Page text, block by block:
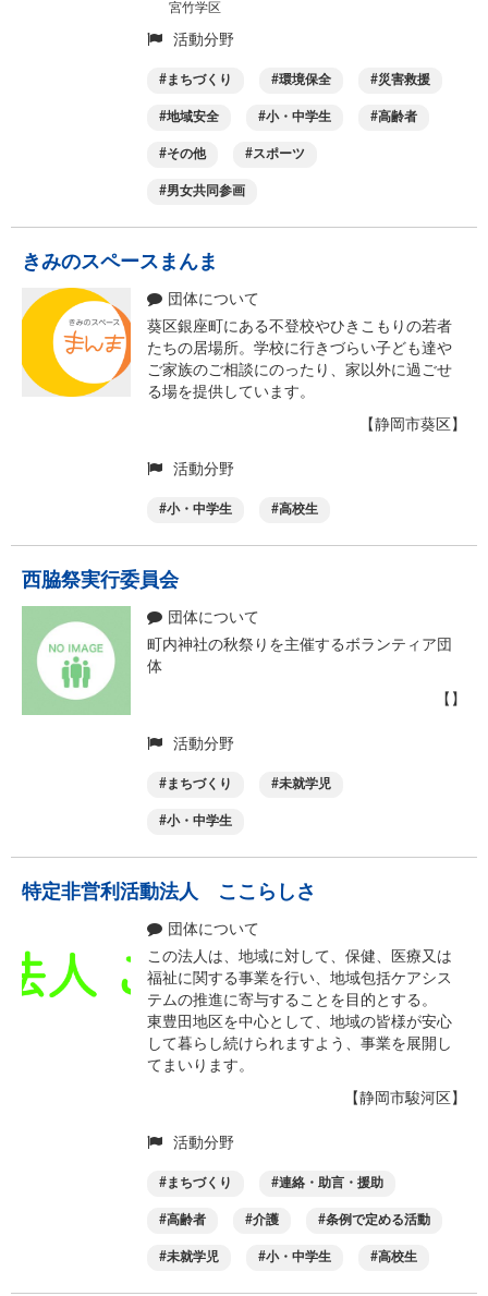
宮竹学区
活動分野
まちづくり 環境保全 災害救援
地域安全 小・中学生 高齢者
その他 スポーツ
男女共同参画
きみのスペースまんま
団体について
葵区銀座町にある不登校やひきこもりの若者
たちの居場所。学校に行きづらい子ども達や
ご家族のご相談にのったり、家以外に過ごせ
る場を提供しています。
【静岡市葵区】
活動分野
小・中学生 高校生
西脇祭実行委員会
団体について
町内神社の秋祭りを主催するボランティア団
体
【】
活動分野
まちづくり 未就学児
小・中学生
特定非営利活動法人 ここらしさ
団体について
この法人は、地域に対して、保健、医療又は
福祉に関する事業を行い、地域包括ケアシス
テムの推進に寄与することを目的とする。
東豊田地区を中心として、地域の皆様が安心
して暮らし続けられますよう、事業を展開し
てまいります。
【静岡市駿河区】
活動分野
まちづくり 連絡・助言・援助
高齢者 介護 条例で定める活動
未就学児 小・中学生 高校生